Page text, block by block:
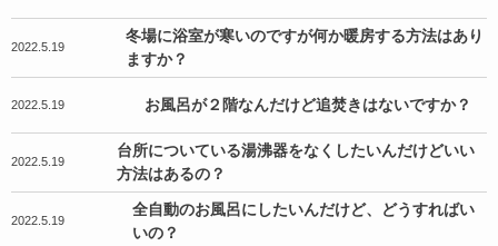
2022.5.19
冬場に浴室が寒いのですが何か暖房する方法はあり
ますか？
2022.5.19 お風呂が２階なんだけど追焚きはないですか？
2022.5.19
台所についている湯沸器をなくしたいんだけどいい
方法はあるの？
2022.5.19
全自動のお風呂にしたいんだけど、どうすればい
いの？